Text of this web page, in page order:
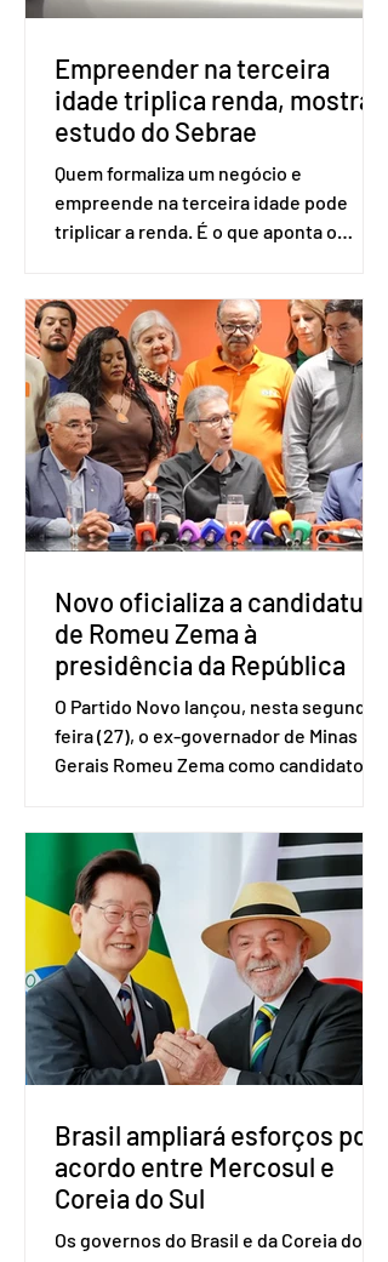
reconh
Empreender na terceira
idade triplica renda, mostra
estudo do Sebrae
Quem formaliza um negócio e
empreende na terceira idade pode
triplicar a renda. É o que aponta o
Amostra de Domicílio (PNAD Contínua),
do Serviço Brasileiro de Apoio às Micro
e Pequenas Empresas (Sebrae),
realizado a partir de dados do Instituto
Brasileiro de Geografia e Estatística
(IBGE). O estudo do Sebrae mostra que,
no quarto trimestre de 2025, os
empreendedores 60+ formalizados
atingiram o maior rendime
Novo oficializa a candidatura
de Romeu Zema à
presidência da República
O Partido Novo lançou, nesta segunda-
feira (27), o ex-governador de Minas
Gerais Romeu Zema como candidato à
Brasília. O Novo ainda não definiu quem
vai compor a chapa como candidato a
vice-presidente. A convenção contou
com a presença do presidente nacional
do partido, Eduardo Ribeiro, e do
senador Eduardo Girão, filiado ao Novo
desde fevereiro de 2023. Formado em
administração de empresas pela
Fundaç
Brasil ampliará esforços por
acordo entre Mercosul e
Coreia do Sul
Os governos do Brasil e da Coreia do